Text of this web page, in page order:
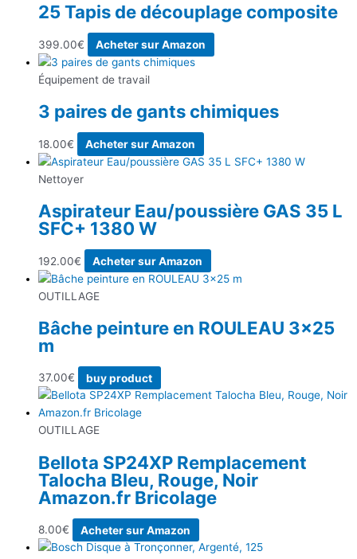
25 Tapis de découplage composite
399.00€ Acheter sur Amazon
Équipement de travail
3 paires de gants chimiques
18.00€ Acheter sur Amazon
Nettoyer
Aspirateur Eau/poussière GAS 35 L
SFC+ 1380 W
192.00€ Acheter sur Amazon
OUTILLAGE
Bâche peinture en ROULEAU 3×25
m
37.00€ buy product
OUTILLAGE
Bellota SP24XP Remplacement
Talocha Bleu, Rouge, Noir
Amazon.fr Bricolage
8.00€ Acheter sur Amazon